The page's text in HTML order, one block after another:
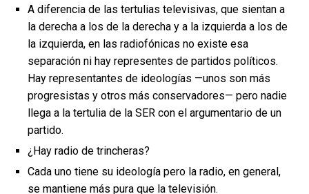
A diferencia de las tertulias televisivas, que sientan a
la derecha a los de la derecha y a la izquierda a los de
la izquierda, en las radiofónicas no existe esa
separación ni hay representes de partidos políticos.
Hay representantes de ideologías —unos son más
progresistas y otros más conservadores— pero nadie
llega a la tertulia de la SER con el argumentario de un
partido.
¿Hay radio de trincheras?
Cada uno tiene su ideología pero la radio, en general,
se mantiene más pura que la televisión.